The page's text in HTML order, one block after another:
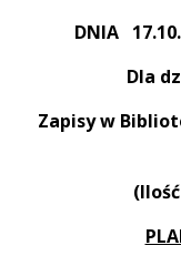
DNIA
Dla
Zapisy w